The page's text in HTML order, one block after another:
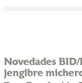
Novedades
jengibre